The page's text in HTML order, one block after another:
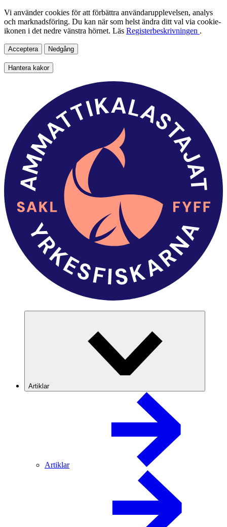
Vi använder cookies för att förbättra användarupplevelsen, analys
och marknadsföring. Du kan när som helst ändra ditt val via cookie-
ikonen i det nedre vänstra hörnet. Läs Registerbeskrivningen .
Acceptera Nedgång
Hantera kakor
Artiklar
Artiklar